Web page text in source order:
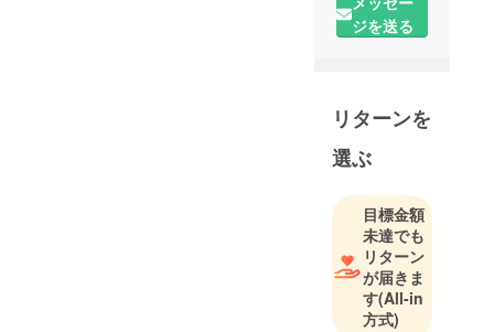
ジを送る
リターンを
選ぶ
目標金額
未達でも
リターン
が届きま
す(All-in
方式)